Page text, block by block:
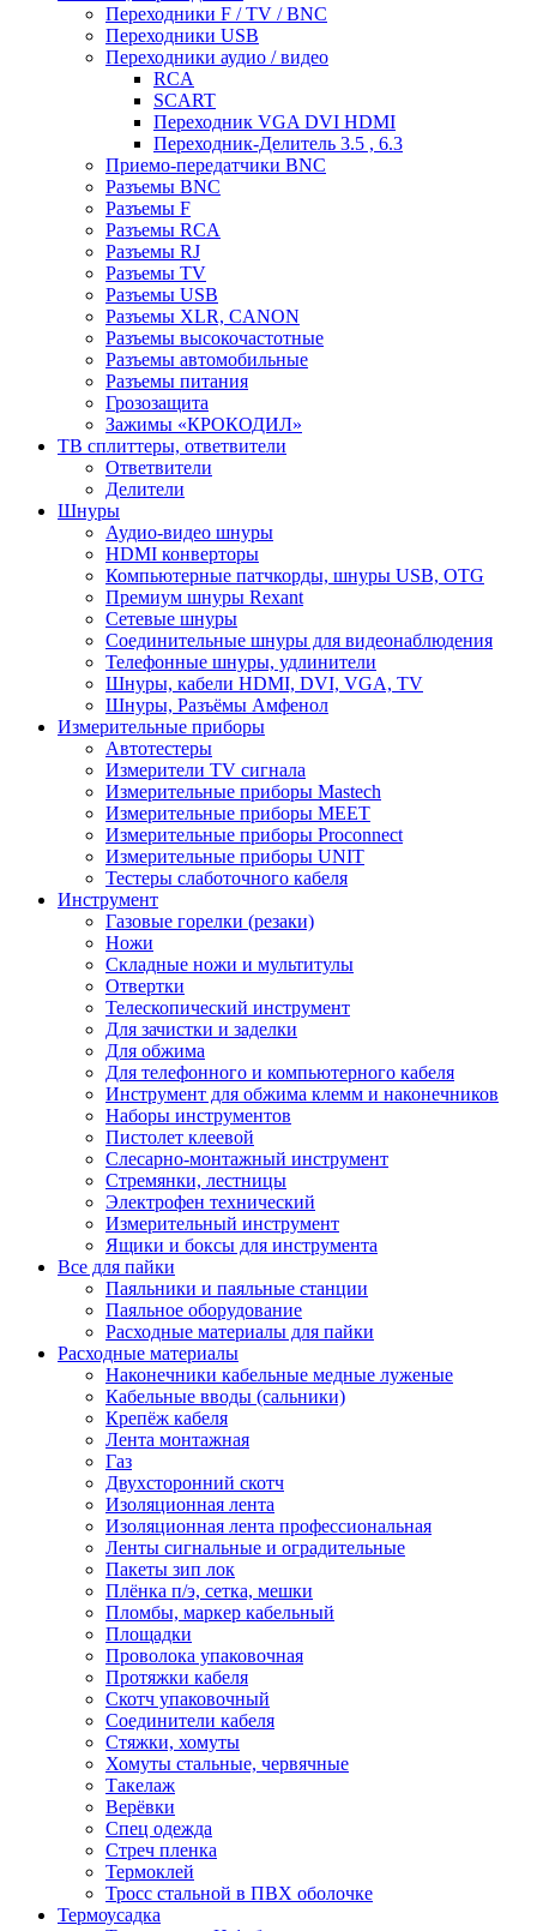
Переходники F / TV / BNC
Переходники USB
Переходники аудио / видео
RCA
SCART
Переходник VGA DVI HDMI
Переходник-Делитель 3.5 , 6.3
Приемо-передатчики BNC
Разъемы BNC
Разъемы F
Разъемы RCA
Разъемы RJ
Разъемы TV
Разъемы USB
Разъемы XLR, CANON
Разъемы высокочастотные
Разъемы автомобильные
Разъемы питания
Грозозащита
Зажимы «КРОКОДИЛ»
ТВ сплиттеры, ответвители
Ответвители
Делители
Шнуры
Аудио-видео шнуры
HDMI конверторы
Компьютерные патчкорды, шнуры USB, OTG
Премиум шнуры Rexant
Сетевые шнуры
Соединительные шнуры для видеонаблюдения
Телефонные шнуры, удлинители
Шнуры, кабели HDMI, DVI, VGA, TV
Шнуры, Разъёмы Амфенол
Измерительные приборы
Автотестеры
Измерители TV сигнала
Измерительные приборы Mastech
Измерительные приборы MEET
Измерительные приборы Proconnect
Измерительные приборы UNIT
Тестеры слаботочного кабеля
Инструмент
Газовые горелки (резаки)
Ножи
Складные ножи и мультитулы
Отвертки
Телескопический инструмент
Для зачистки и заделки
Для обжима
Для телефонного и компьютерного кабеля
Инструмент для обжима клемм и наконечников
Наборы инструментов
Пистолет клеевой
Слесарно-монтажный инструмент
Стремянки, лестницы
Электрофен технический
Измерительный инструмент
Ящики и боксы для инструмента
Все для пайки
Паяльники и паяльные станции
Паяльное оборудование
Расходные материалы для пайки
Расходные материалы
Наконечники кабельные медные луженые
Кабельные вводы (сальники)
Крепёж кабеля
Лента монтажная
Газ
Двухсторонний скотч
Изоляционная лента
Изоляционная лента профессиональная
Ленты сигнальные и оградительные
Пакеты зип лок
Плёнка п/э, сетка, мешки
Пломбы, маркер кабельный
Площадки
Проволока упаковочная
Протяжки кабеля
Скотч упаковочный
Соединители кабеля
Стяжки, хомуты
Хомуты стальные, червячные
Такелаж
Верёвки
Спец одежда
Стреч пленка
Термоклей
Тросс стальной в ПВХ оболочке
Термоусадка